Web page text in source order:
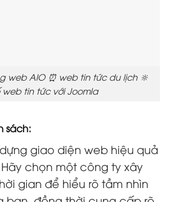
web AIO ⏰ web tin tức du lịch 🔆
web tin tức với Joomla
sách:
giao diện web hiệu quả
chọn một công ty xây
gian để hiểu rõ tầm nhìn